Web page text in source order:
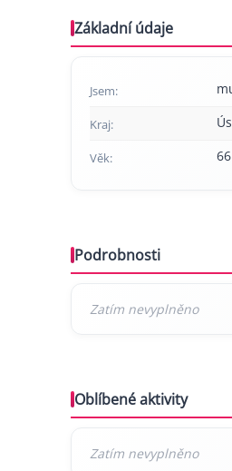
Základní údaje
Jsem:
Kraj:
Věk:
Podrobnosti
Oblíbené aktivity